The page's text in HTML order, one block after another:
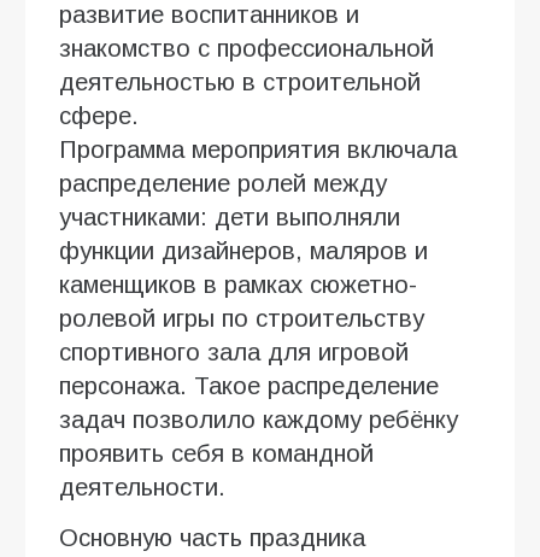
развитие воспитанников и
знакомство с профессиональной
деятельностью в строительной
сфере.
Программа мероприятия включала
распределение ролей между
участниками: дети выполняли
функции дизайнеров, маляров и
каменщиков в рамках сюжетно-
ролевой игры по строительству
спортивного зала для игровой
персонажа. Такое распределение
задач позволило каждому ребёнку
проявить себя в командной
деятельности.
Основную часть праздника